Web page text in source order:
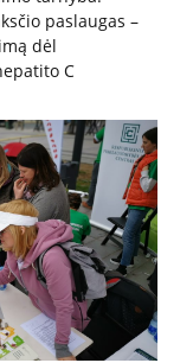
paslaugas –
dėl
C